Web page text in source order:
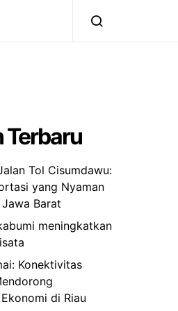
Terbaru
Tol Cisumdawu:
yang Nyaman
Barat
meningkatkan
Konektivitas
di Riau